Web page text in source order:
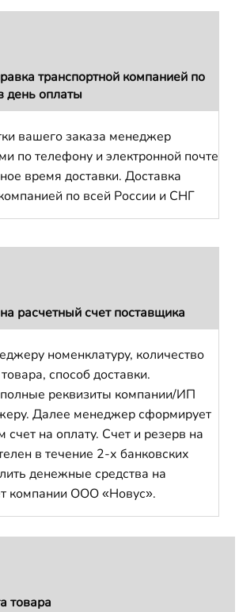
транспортной компанией по
день оплаты
вашего заказа менеджер
по телефону и электронной почте
время доставки. Доставка
по всей России и СНГ
расчетный счет поставщика
номенклатуру, количество
способ доставки.
реквизиты компании/ИП
Далее менеджер сформирует
счет на оплату. Счет и резерв на
в течение 2-х банковских
денежные средства на
компании ООО «Новус».
товара